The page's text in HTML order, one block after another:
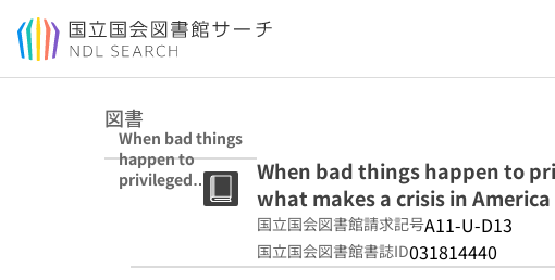
本文へ移動
図書
When bad things
happen to
privileged
people : race,
crisis in America
When bad things happen to
what makes a crisis in America
国立国会図書館請求記号A11-U-D13
国立国会図書館書誌ID031814440